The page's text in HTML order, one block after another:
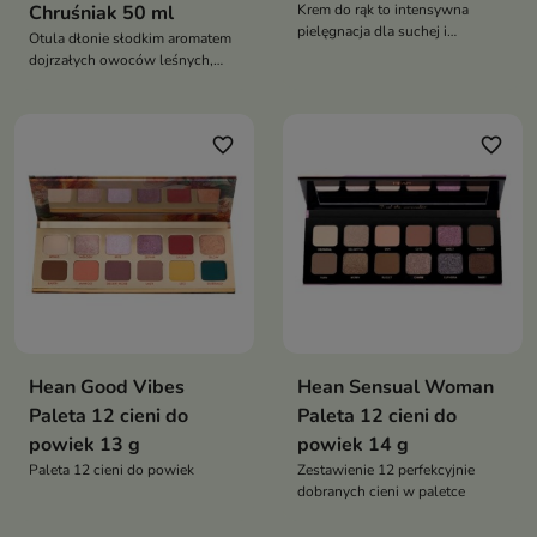
Chruśniak 50 ml
Otula dłonie słodkim aromatem
dojrzałych owoców leśnych,
Krem do rąk to intensywna
pielęgnacja dla suchej i
favorite_border
Hean Good Vibes
Paleta 12 cieni do
powiek 13 g
Paleta 12 cieni do powiek
favorite_border
Hean Sensual Woman
Paleta 12 cieni do
powiek 14 g
Zestawienie 12 perfekcyjnie
dobranych cieni w paletce